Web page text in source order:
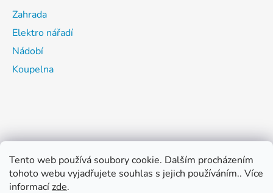
Tento web používá soubory cookie. Dalším procházením
tohoto webu vyjadřujete souhlas s jejich používáním.. Více
informacízde.
Zahrada
Elektro nářadí
Nádobí
Koupelna